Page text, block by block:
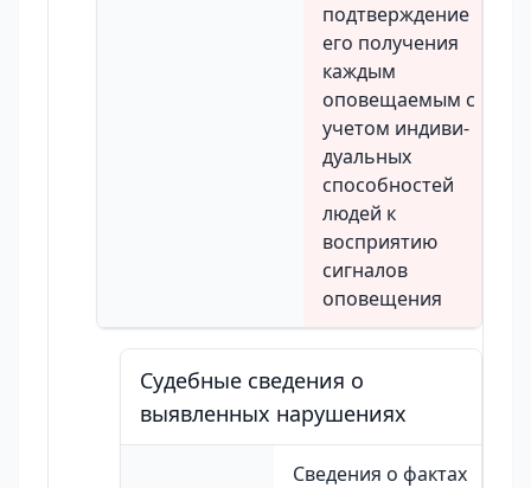
подтверждение
его получения
каждым
оповещаемым с
учетом индиви-
дуальных
способностей
людей к
восприятию
сигналов
оповещения
Судебные сведения о
выявленных нарушениях
Сведения о фактах